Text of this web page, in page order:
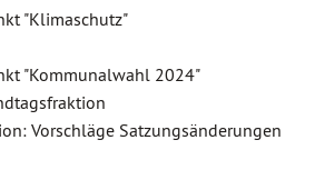
"Klimaschutz"
"Kommunalwahl 2024"
Vorschläge Satzungsänderungen